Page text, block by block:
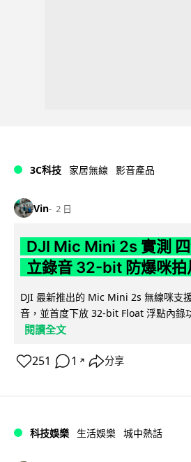
3C科技 家居無線 影音產品
Vin 2 日
DJI Mic Mini 2s 實測
立錄音 32-bit 防爆咪拍
DJI 最新推出的 Mic Mini 2s 無線咪支
音，並首度下放 32-bit Float 浮點內錄
閱讀全文
251 1 ↗ 分享
科技娛樂 生活娛樂 城中熱話